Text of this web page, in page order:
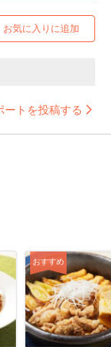
お気に入りに追加
ートを投稿する
おすすめ